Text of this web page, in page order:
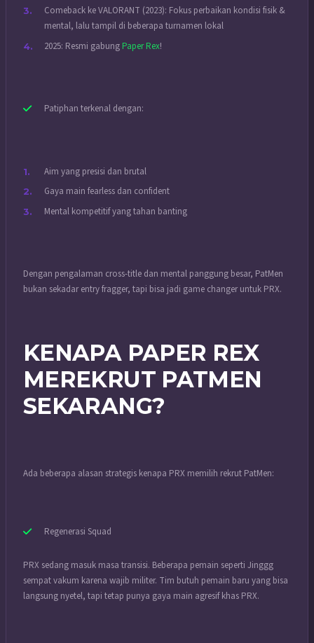
Comeback ke VALORANT (2023): Fokus perbaikan kondisi fisik &
mental, lalu tampil di beberapa turnamen lokal
2025: Resmi gabungPaper Rex!
Patiphan terkenal dengan:
Aim yang presisi dan brutal
Gaya main fearless dan confident
Mental kompetitif yang tahan banting
Dengan pengalaman cross-title dan mental panggung besar, PatMen
bukan sekadar entry fragger, tapi bisa jadi game changer untuk PRX.
KENAPA PAPER REX
MEREKRUT PATMEN
SEKARANG?
Ada beberapa alasan strategis kenapa PRX memilih rekrut PatMen:
Regenerasi Squad
PRX sedang masuk masa transisi. Beberapa pemain seperti Jinggg
sempat vakum karena wajib militer. Tim butuh pemain baru yang bisa
langsung nyetel, tapi tetap punya gaya main agresif khas PRX.